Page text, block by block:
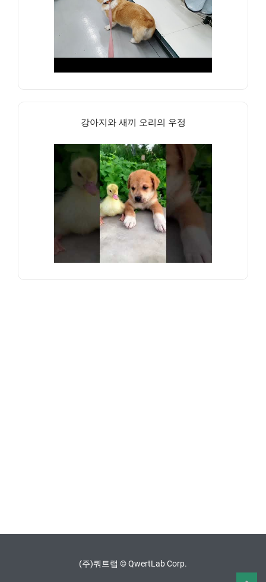
강아지와 새끼 오리의 우정
(주)쿼트랩 © QwertLab Corp.